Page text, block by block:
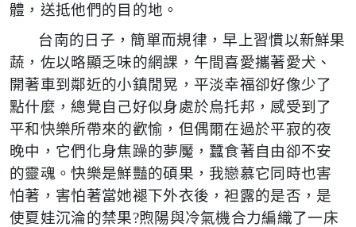
體，送抵他們的目的地。
台南的日子，簡單而規律，早上習慣以新鮮果
蔬，佐以略顯乏味的網課，午間喜愛攜著愛犬、
開著車到鄰近的小鎮閒晃，平淡幸福卻好像少了
點什麼，總覺自己好似身處於烏托邦，感受到了
平和快樂所帶來的歡愉，但偶爾在過於平寂的夜
晚中，它們化身焦躁的夢魘，蠶食著自由卻不安
的靈魂。快樂是鮮豔的碩果，我戀慕它同時也害
怕著，害怕著當她褪下外衣後，袒露的是否，是
使夏娃沉淪的禁果?煦陽與冷氣機合力編織了一床